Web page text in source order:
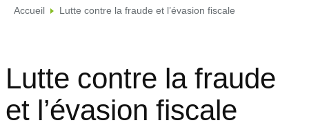
Accueil Lutte contre la fraude et l’évasion fiscale
Lutte contre la fraude
et l’évasion fiscale